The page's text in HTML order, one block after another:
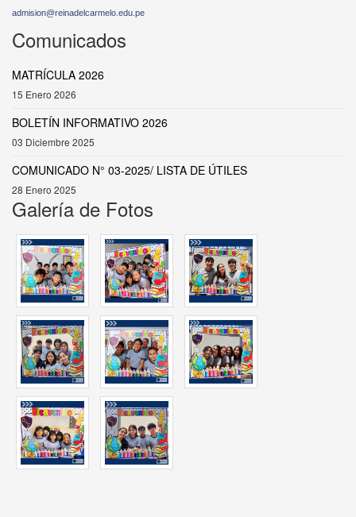
admision@reinadelcarmelo.edu.pe
Comunicados
MATRÍCULA 2026
15 Enero 2026
BOLETÍN INFORMATIVO 2026
03 Diciembre 2025
COMUNICADO N° 03-2025/ LISTA DE ÚTILES
28 Enero 2025
Galería de Fotos